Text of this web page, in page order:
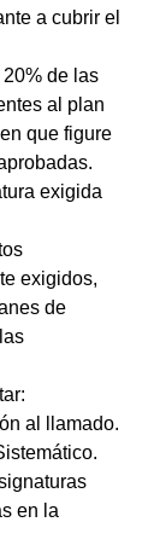
a cubrir el
de las
al plan
que figure
exigida
exigidos,
de
al llamado.
en la